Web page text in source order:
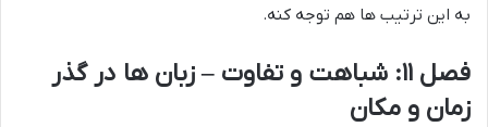
به این ترتیب ها هم توجه کنه.
فصل ۱۱: شباهت و تفاوت – زبان ها در گذر
زمان و مکان